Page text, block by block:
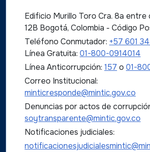
Edificio Murillo Toro Cra. 8a entre
12B Bogotá, Colombia - Código
Teléfono Conmutador: +57 601
Línea Gratuita: 01-800-0914014
Línea Anticorrupción: 157 o 01-
Correo Institucional:
minticresponde@mintic.gov.co
Denuncias por actos de
soytransparente@mintic.gov.co
Notificaciones judiciales: